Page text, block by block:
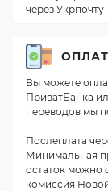
через Укрпочту
Вы можете
ПриватБанка
переводов мы
Послеплата
Минимальная
остаток можно
комиссия